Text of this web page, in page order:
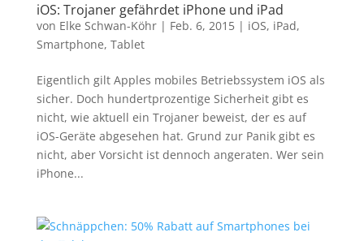
iOS: Trojaner gefährdet iPhone und iPad
von Elke Schwan-Köhr| Feb. 6, 2015| iOS, iPad,
Smartphone, Tablet
Eigentlich gilt Apples mobiles Betriebssystem iOS als
sicher. Doch hundertprozentige Sicherheit gibt es
nicht, wie aktuell ein Trojaner beweist, der es auf
iOS-Geräte abgesehen hat. Grund zur Panik gibt es
nicht, aber Vorsicht ist dennoch angeraten. Wer sein
iPhone...